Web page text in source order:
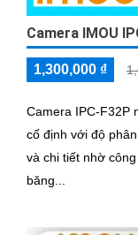
Camera IMOU
1,300,000 ₫
Camera IPC-F32P
cố định với độ
và chi tiết nhờ
băng...